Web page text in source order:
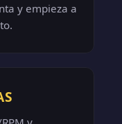
y empieza a